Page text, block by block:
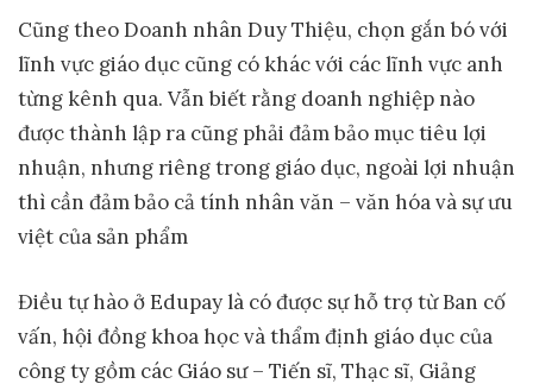
Cũng theo Doanh nhân Duy Thiệu, chọn gắn bó với
lĩnh vực giáo dục cũng có khác với các lĩnh vực anh
từng kênh qua. Vẫn biết rằng doanh nghiệp nào
được thành lập ra cũng phải đảm bảo mục tiêu lợi
nhuận, nhưng riêng trong giáo dục, ngoài lợi nhuận
thì cần đảm bảo cả tính nhân văn – văn hóa và sự ưu
việt của sản phẩm
Điều tự hào ở Edupay là có được sự hỗ trợ từ Ban cố
vấn, hội đồng khoa học và thẩm định giáo dục của
công ty gồm các Giáo sư – Tiến sĩ, Thạc sĩ, Giảng